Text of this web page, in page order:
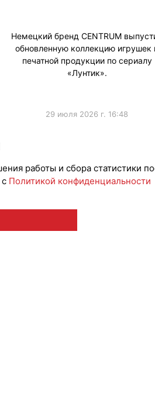
Немецкий бренд CENTRUM
обновленную коллекцию игрушек
печатной продукции по сериалу
«Лунтик».
29 июля 2026 г. 16:48
12+
работы и сбора статистики
Политикой конфиденциальности